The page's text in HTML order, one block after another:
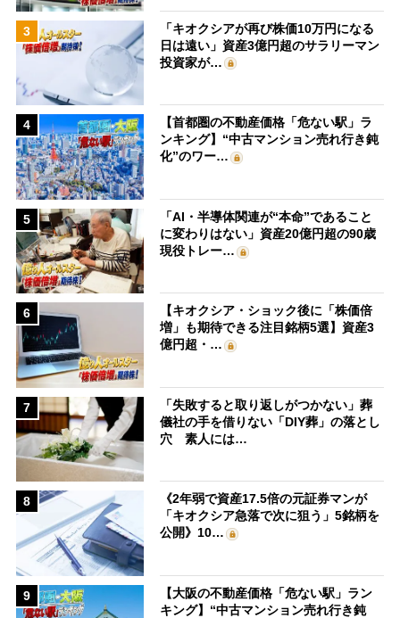
3
「キオクシアが再び株価10万円になる
日は遠い」資産3億円超のサラリーマン
投資家が…
4
【首都圏の不動産価格「危ない駅」ラ
ンキング】“中古マンション売れ行き鈍
化”のワー…
5
「AI・半導体関連が“本命”であること
に変わりはない」資産20億円超の90歳
現役トレー…
6
【キオクシア・ショック後に「株価倍
増」も期待できる注目銘柄5選】資産3
億円超・…
7
「失敗すると取り返しがつかない」葬
儀社の手を借りない「DIY葬」の落とし
穴 素人には…
8
《2年弱で資産17.5倍の元証券マンが
「キオクシア急落で次に狙う」5銘柄を
公開》10…
9
【大阪の不動産価格「危ない駅」ラン
キング】“中古マンション売れ行き鈍